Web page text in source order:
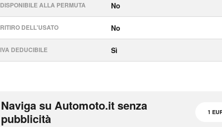
DISPONIBILE ALLA PERMUTA No
RITIRO DELL'USATO No
IVA DEDUCIBILE Sì
Naviga su Automoto.it senza
pubblicità
1